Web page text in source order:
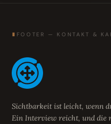
∎ FOOTER — KONTAKT &
Sichtbarkeit ist leicht, wenn
Ein Interview reicht, und die